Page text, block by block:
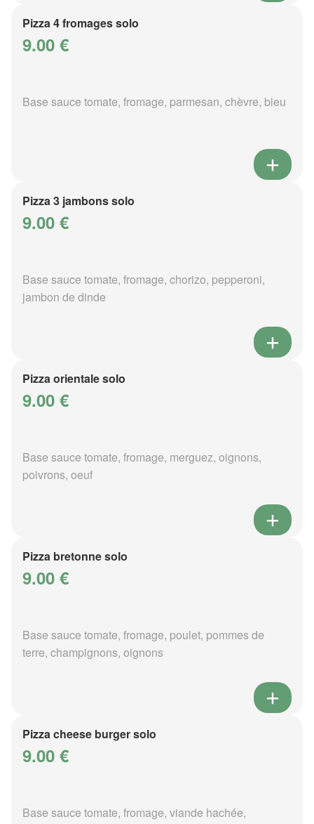
Pizza 4 fromages solo
9.00 €
Base sauce tomate, fromage, parmesan, chèvre, bleu
Pizza 3 jambons solo
9.00 €
Base sauce tomate, fromage, chorizo, pepperoni,
jambon de dinde
Pizza orientale solo
9.00 €
Base sauce tomate, fromage, merguez, oignons,
poivrons, oeuf
Pizza bretonne solo
9.00 €
Base sauce tomate, fromage, poulet, pommes de
terre, champignons, oignons
Pizza cheese burger solo
9.00 €
Base sauce tomate, fromage, viande hachée,